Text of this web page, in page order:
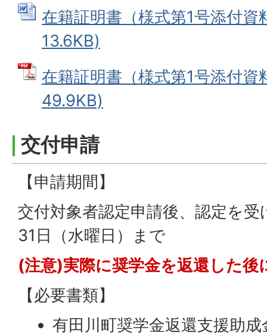
在籍証明書（様式第1号添付
13.6KB)
在籍証明書（様式第1号添付
49.9KB)
交付申請
【申請期間】
交付対象者認定申請後、認定を
31日（水曜日）まで
(注意)実際に奨学金を返還した後
【必要書類】
有田川町奨学金返還支援助